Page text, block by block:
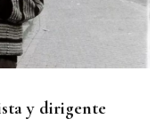
y dirigente